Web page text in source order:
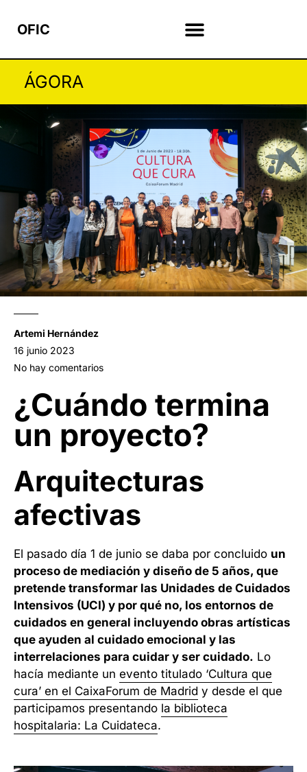
OFIC
ÁGORA
Artemi Hernández
16 junio 2023
No hay comentarios
¿Cuándo termina
un proyecto?
Arquitecturas
afectivas
El pasado día 1 de junio se daba por concluido un
proceso de mediación y diseño de 5 años, que
pretende transformar las Unidades de Cuidados
Intensivos (UCI) y por qué no, los entornos de
cuidados en general incluyendo obras artísticas
que ayuden al cuidado emocional y las
interrelaciones para cuidar y ser cuidado. Lo
hacía mediante un evento titulado ‘Cultura que
cura’ en el CaixaForum de Madrid y desde el que
participamos presentando la biblioteca
hospitalaria: La Cuidateca.